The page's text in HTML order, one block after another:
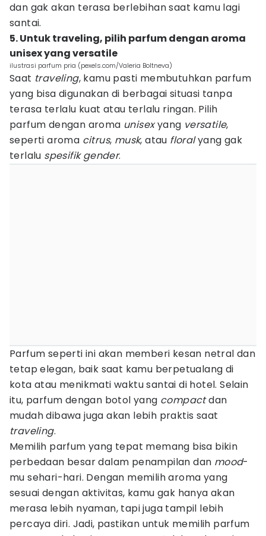
dan gak akan terasa berlebihan saat kamu lagi
santai.
5. Untuk traveling, pilih parfum dengan aroma
unisex yang versatile
ilustrasi parfum pria (pexels.com/Valeria Boltneva)
Saat traveling, kamu pasti membutuhkan parfum
yang bisa digunakan di berbagai situasi tanpa
terasa terlalu kuat atau terlalu ringan. Pilih
parfum dengan aroma unisexyang versatile,
seperti aroma citrus, musk, atau floralyang gak
terlalu spesifik gender.
Parfum seperti ini akan memberi kesan netral dan
tetap elegan, baik saat kamu berpetualang di
kota atau menikmati waktu santai di hotel. Selain
itu, parfum dengan botol yang compactdan
mudah dibawa juga akan lebih praktis saat
traveling.
Memilih parfum yang tepat memang bisa bikin
perbedaan besar dalam penampilan dan mood-
mu sehari-hari. Dengan memilih aroma yang
sesuai dengan aktivitas, kamu gak hanya akan
merasa lebih nyaman, tapi juga tampil lebih
percaya diri. Jadi, pastikan untuk memilih parfum